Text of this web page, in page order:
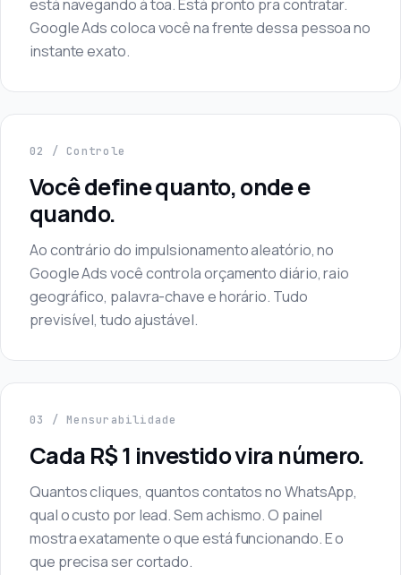
está navegando à toa. Está pronto pra contratar.
Google Ads coloca você na frente dessa pessoa no
instante exato.
02 / Controle
Você define quanto, onde e
quando.
Ao contrário do impulsionamento aleatório, no
Google Ads você controla orçamento diário, raio
geográfico, palavra-chave e horário. Tudo
previsível, tudo ajustável.
03 / Mensurabilidade
Cada R$ 1 investido vira número.
Quantos cliques, quantos contatos no WhatsApp,
qual o custo por lead. Sem achismo. O painel
mostra exatamente o que está funcionando. E o
que precisa ser cortado.